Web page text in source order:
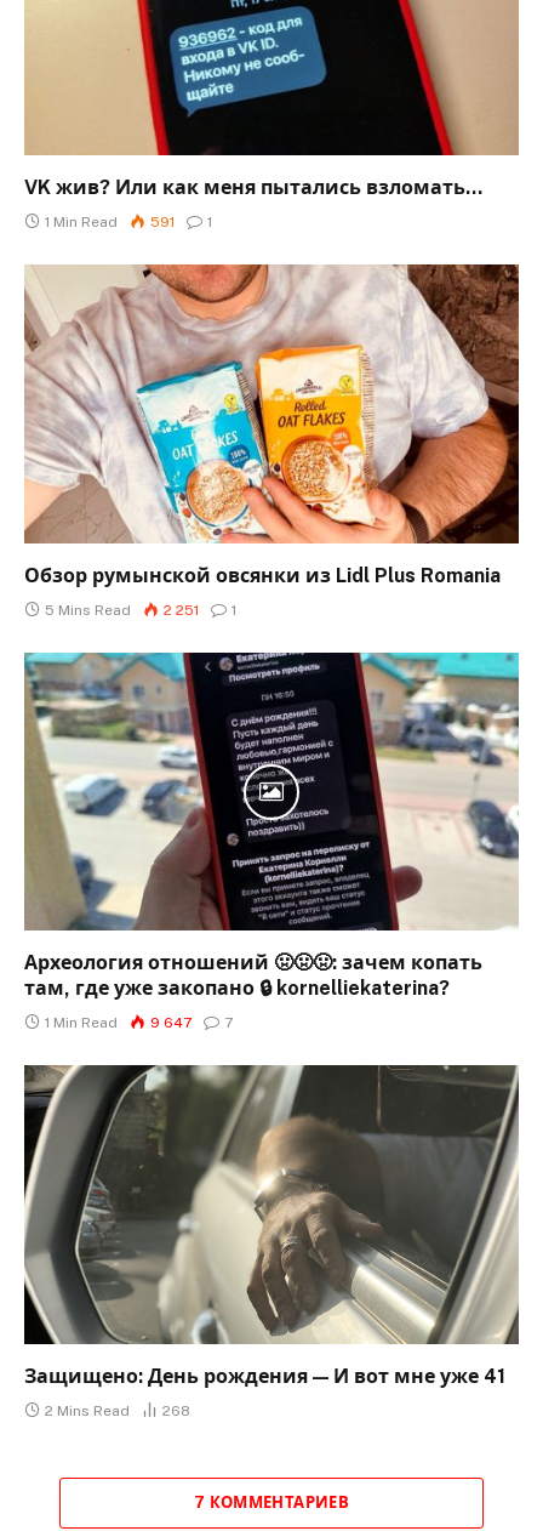
VK жив? Или как меня пытались взломать…
1 Min Read 591 1
Обзор румынской овсянки из Lidl Plus Romania
5 Mins Read 2 251 1
Археология отношений 🤢🤢🤢: зачем копать
там, где уже закопано 🔒 kornelliekaterina?
1 Min Read 9 647 7
Защищено: День рождения — И вот мне уже 41
2 Mins Read 268
7 КОММЕНТАРИЕВ